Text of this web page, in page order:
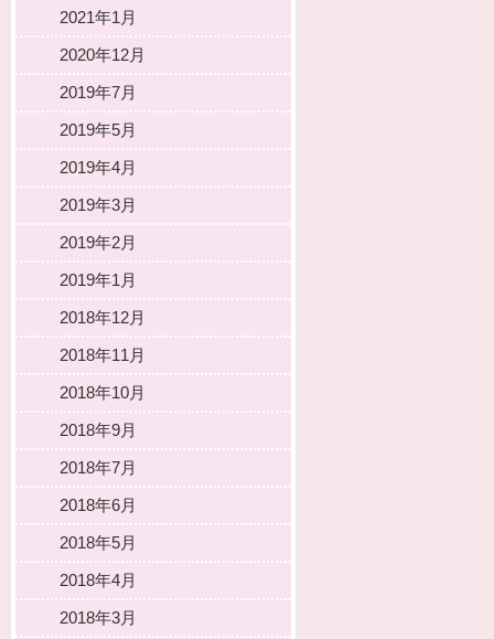
2021年1月
2020年12月
2019年7月
2019年5月
2019年4月
2019年3月
2019年2月
2019年1月
2018年12月
2018年11月
2018年10月
2018年9月
2018年7月
2018年6月
2018年5月
2018年4月
2018年3月